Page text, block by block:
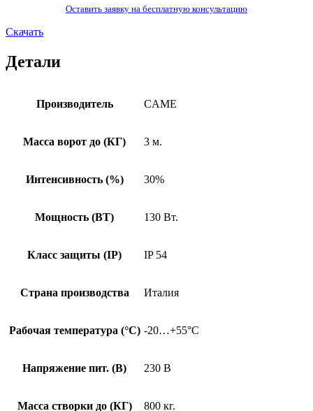
Оставить заявку на бесплатную консультацию
Скачать
Детали
Производитель CAME
Масса ворот до (КГ) 3 м.
Интенсивность (%) 30%
Мощность (ВТ) 130 Вт.
Класс защиты (IP) IP 54
Страна производства Италия
Рабочая температура (°C) -20…+55°C
Напряжение пит. (В) 230 В
Масса створки до (КГ) 800 кг.